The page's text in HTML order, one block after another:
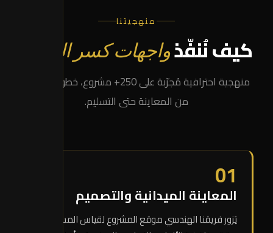
منهجيتنا
كيف نُنفّذواجهات كسر الرخام
منهجية احترافية مُجرّبة على 250+ مشروع، خطوة بخطوة
من المعاينة حتى التسليم.
01
المعاينة الميدانية والتصميم
يَزور فريقنا الهندسي موقع المشروع لقياس المساحات